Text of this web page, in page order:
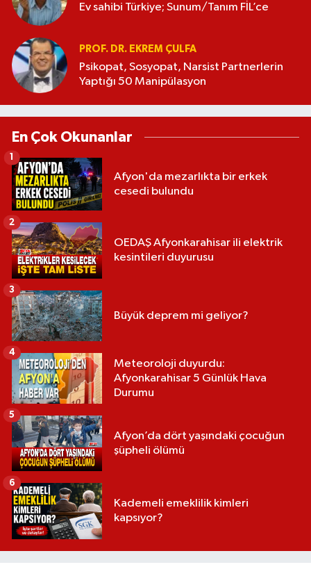
Ev sahibi Türkiye; Sunum/Tanım FİL’ce
PROF. DR. EKREM ÇULFA
Psikopat, Sosyopat, Narsist Partnerlerin
Yaptığı 50 Manipülasyon
En Çok Okunanlar
Afyon'da mezarlıkta bir erkek
cesedi bulundu
1
OEDAŞ Afyonkarahisar ili elektrik
kesintileri duyurusu
2
Büyük deprem mi geliyor?
3
Meteoroloji duyurdu:
Afyonkarahisar 5 Günlük Hava
Durumu
4
Afyon’da dört yaşındaki çocuğun
şüpheli ölümü
5
Kademeli emeklilik kimleri
kapsıyor?
6